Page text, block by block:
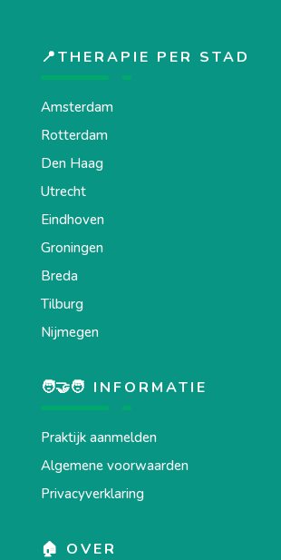
📍THERAPIE PER STAD
Amsterdam
Rotterdam
Den Haag
Utrecht
Eindhoven
Groningen
Breda
Tilburg
Nijmegen
🧑‍🤝‍🧑 INFORMATIE
Praktijk aanmelden
Algemene voorwaarden
Privacyverklaring
🏠 OVER